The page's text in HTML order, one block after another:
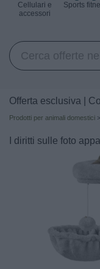
Cellulari e
accessori
Sports
Offerta esclusiva |
Prodotti per animali domestici >
I diritti sulle foto